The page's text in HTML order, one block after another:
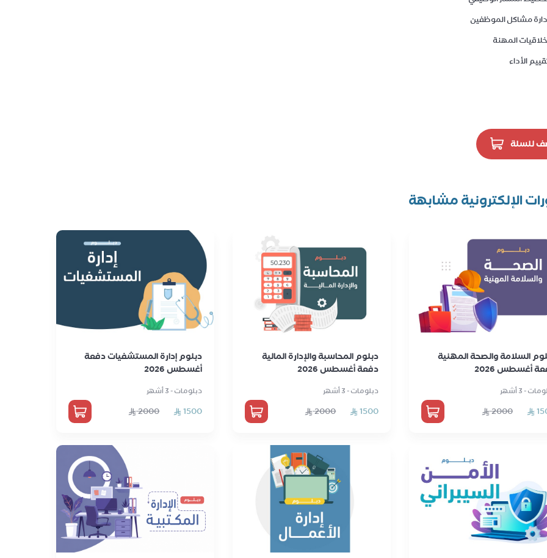
مشاكل الموظفين
المهنة
الأداء
للسلة
الإلكترونية مشابهة
السلامة والصحة المهنية
أغسطس 2026
- 3 أشهر
2000
دبلوم المحاسبة والإدارة المالية
دفعة أغسطس 2026
دبلومات - 3 أشهر
1500
2000
دبلوم إدارة المستشفيات دفعة
أغسطس 2026
دبلومات - 3 أشهر
1500
2000